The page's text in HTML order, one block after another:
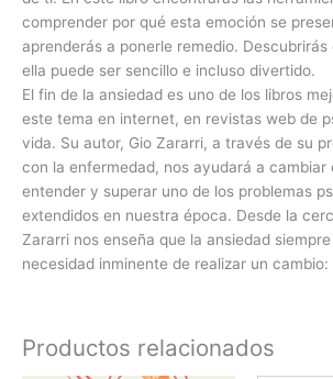
comprender por qué esta emoción se
aprenderás a ponerle remedio.
ella puede ser sencillo e incluso divertido.
El fin de la ansiedad es uno de los libros
este tema en internet, en revistas web de
vida. Su autor, Gio Zararri, a través de su
con la enfermedad, nos ayudará a cambiar
entender y superar uno de los problemas
extendidos en nuestra época. Desde la
Zararri nos enseña que la ansiedad
necesidad inminente de realizar un cambio:
Productos relacionados